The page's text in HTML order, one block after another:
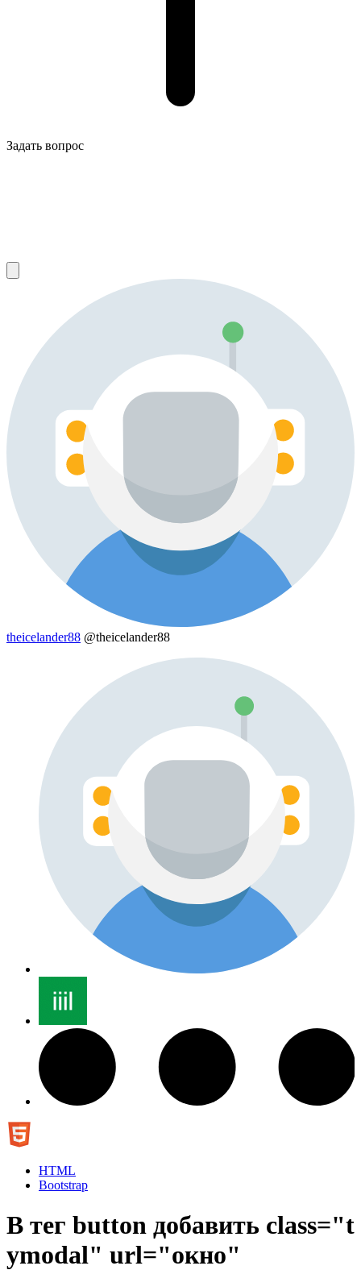
Задать вопрос
theicelander88 @theicelander88
HTML
Bootstrap
В тег button добавить class="t
ymodal" url="окно"